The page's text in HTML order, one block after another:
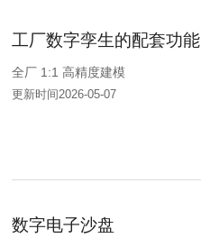
工厂数字孪生的配套功能
全厂 1:1 高精度建模
更新时间2026-05-07
数字电子沙盘